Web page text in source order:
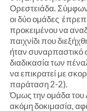
Ορεστειάδα.
οι δύο ομάδες
προκειμένου να
παιχνίδι που
ήταν συναρπαστικό
διαδικασία των
να επικρατεί με
παράταση 2-2).
Όμως την ομάδα του
ακόμη δοκιμασία,